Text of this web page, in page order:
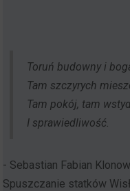
Toruń budowny i
Tam szczyrych
Tam pokój, tam
I sprawiedliwość.
- Sebastian Fabian
Spuszczanie statków